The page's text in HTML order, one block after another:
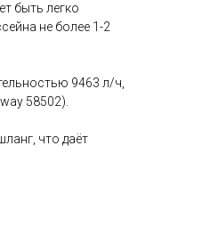
быть легко
не более 1-2
9463 л/ч,
58502).
что даёт